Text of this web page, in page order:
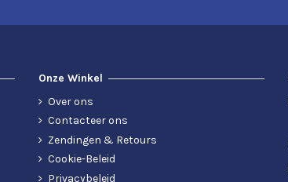
Onze Winkel
Over ons
Contacteer ons
Zendingen & Retours
Cookie-Beleid
Privacybeleid